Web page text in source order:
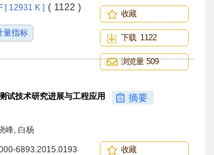
[ 12931 K ] ( 1122 )
量指标
收藏
下载 1122
浏览量 509
试技术研究进展与工程应用 摘要
峰, 白杨
6893.2015.0193
收藏